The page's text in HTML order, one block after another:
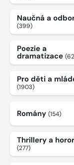
Naučná a
(399)
Poezie a
dramatizace
Pro děti a
(1903)
Romány (154)
Thrillery a
(277)